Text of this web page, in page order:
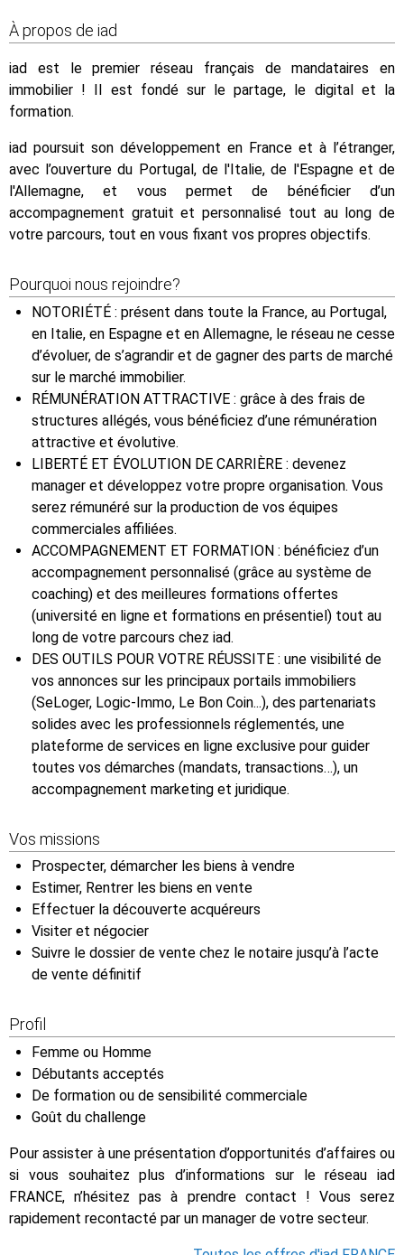
À propos de iad
iad est le premier réseau français de mandataires en
immobilier ! Il est fondé sur le partage, le digital et la
formation.
iad poursuit son développement en France et à l’étranger,
avec l’ouverture du Portugal, de l'Italie, de l'Espagne et de
l'Allemagne, et vous permet de bénéficier d’un
accompagnement gratuit et personnalisé tout au long de
votre parcours, tout en vous fixant vos propres objectifs.
Pourquoi nous rejoindre?
NOTORIÉTÉ : présent dans toute la France, au Portugal,
en Italie, en Espagne et en Allemagne, le réseau ne cesse
d’évoluer, de s’agrandir et de gagner des parts de marché
sur le marché immobilier.
RÉMUNÉRATION ATTRACTIVE : grâce à des frais de
structures allégés, vous bénéficiez d’une rémunération
attractive et évolutive.
LIBERTÉ ET ÉVOLUTION DE CARRIÈRE : devenez
manager et développez votre propre organisation. Vous
serez rémunéré sur la production de vos équipes
commerciales affiliées.
ACCOMPAGNEMENT ET FORMATION : bénéficiez d’un
accompagnement personnalisé (grâce au système de
coaching) et des meilleures formations offertes
(université en ligne et formations en présentiel) tout au
long de votre parcours chez iad.
DES OUTILS POUR VOTRE RÉUSSITE : une visibilité de
vos annonces sur les principaux portails immobiliers
(SeLoger, Logic-Immo, Le Bon Coin...), des partenariats
solides avec les professionnels réglementés, une
plateforme de services en ligne exclusive pour guider
toutes vos démarches (mandats, transactions…), un
accompagnement marketing et juridique.
Vos missions
Prospecter, démarcher les biens à vendre
Estimer, Rentrer les biens en vente
Effectuer la découverte acquéreurs
Visiter et négocier
Suivre le dossier de vente chez le notaire jusqu’à l’acte
de vente définitif
Profil
Femme ou Homme
Débutants acceptés
De formation ou de sensibilité commerciale
Goût du challenge
Pour assister à une présentation d’opportunités d’affaires ou
si vous souhaitez plus d’informations sur le réseau iad
FRANCE, n’hésitez pas à prendre contact ! Vous serez
rapidement recontacté par un manager de votre secteur.